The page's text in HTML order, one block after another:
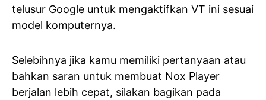
telusur Google untuk mengaktifkan VT ini sesuai
model komputernya.
Selebihnya jika kamu memiliki pertanyaan atau
bahkan saran untuk membuat Nox Player
berjalan lebih cepat, silakan bagikan pada